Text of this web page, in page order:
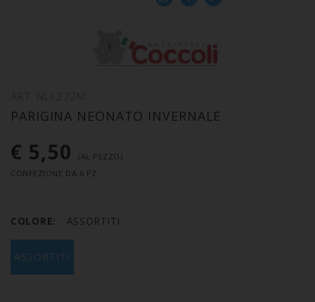
PARIGINA NEONATO INVERNALE
€ 5,50
(AL PEZZO)
CONFEZIONE DA 6 PZ
COLORE: ASSORTITI
ASSORTITI